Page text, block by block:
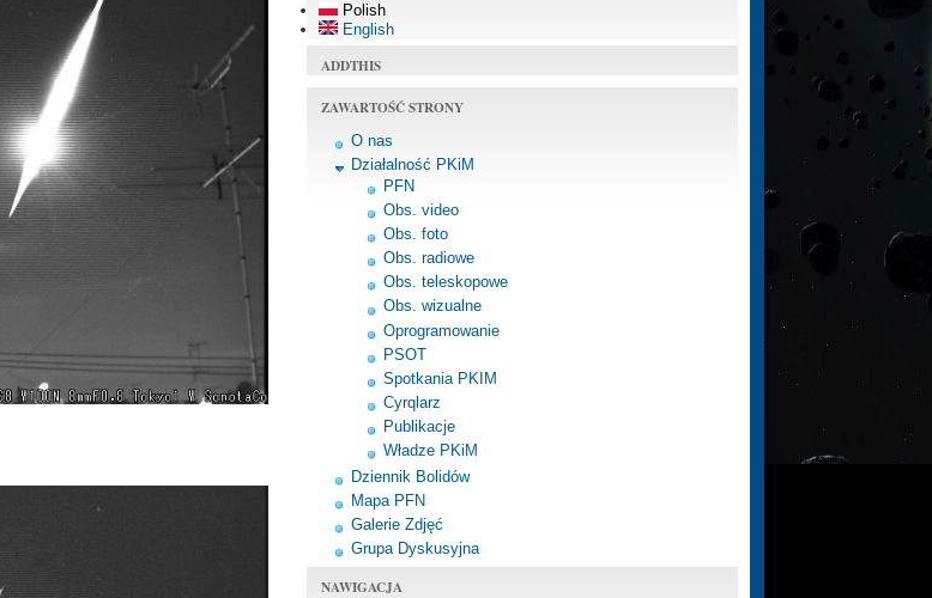
Polish
English
ADDTHIS
ZAWARTOŚĆ STRONY
O nas
Działalność PKiM
PFN
Obs. video
Obs. foto
Obs. radiowe
Obs. teleskopowe
Obs. wizualne
Oprogramowanie
PSOT
Spotkania PKIM
Cyrqlarz
Publikacje
Władze PKiM
Dziennik Bolidów
Mapa PFN
Galerie Zdjęć
Grupa Dyskusyjna
NAWIGACJA